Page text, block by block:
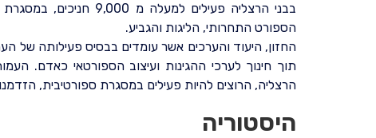
בבני הרצליה פעילים
הספורט התחרותי, הליגות והגביע.
החזון, היעוד והערכים אשר עומדים בבסיס פעילותה של
תוך חינוך לערכי ההגינות ועיצוב הספורטאי כאדם.
הרצליה, הרוצים להיות פעילים במסגרת ספורטיבית,
היסטוריה